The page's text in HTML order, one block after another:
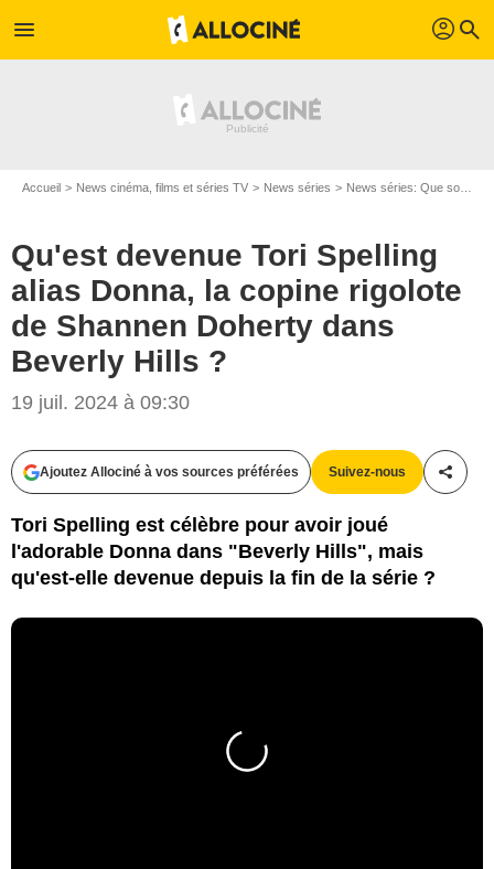
menu profil search
Accueil News cinéma, films et séries TV News séries News séries: Que sont-ils devenus ?
Qu'est devenue Tori Spelling
alias Donna, la copine rigolote
de Shannen Doherty dans
Beverly Hills ?
19 juil. 2024 à 09:30
Ajoutez Allociné à vos sources préférées Suivez-nous
Tori Spelling est célèbre pour avoir joué
l'adorable Donna dans "Beverly Hills", mais
qu'est-elle devenue depuis la fin de la série ?